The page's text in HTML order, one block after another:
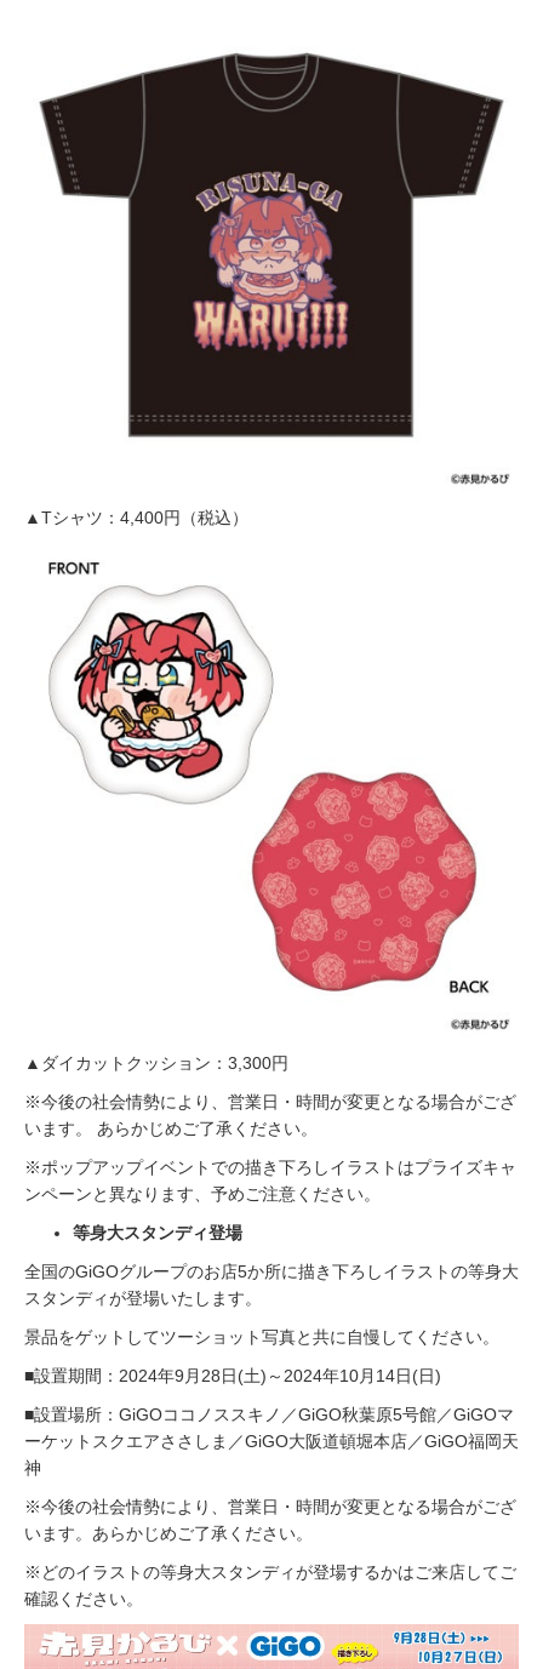
▲Tシャツ：4,400円（税込）
▲ダイカットクッション：3,300円
※今後の社会情勢により、営業日・時間が変更となる場合がござ
います。 あらかじめご了承ください。
※ポップアップイベントでの描き下ろしイラストはプライズキャ
ンペーンと異なります、予めご注意ください。
等身大スタンディ登場
全国のGiGOグループのお店5か所に描き下ろしイラストの等身大
スタンディが登場いたします。
景品をゲットしてツーショット写真と共に自慢してください。
■設置期間：2024年9月28日(土)～2024年10月14日(日)
■設置場所：GiGOココノススキノ／GiGO秋葉原5号館／GiGOマ
ーケットスクエアささしま／GiGO大阪道頓堀本店／GiGO福岡天
神
※今後の社会情勢により、営業日・時間が変更となる場合がござ
います。あらかじめご了承ください。
※どのイラストの等身大スタンディが登場するかはご来店してご
確認ください。